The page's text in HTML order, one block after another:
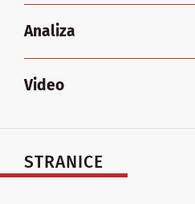
Analiza
Video
STRANICE